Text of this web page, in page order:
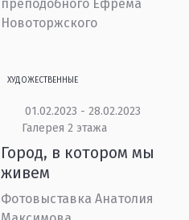
преподобного Ефрема
Новоторжского
ХУДОЖЕСТВЕННЫЕ
01.02.2023 - 28.02.2023
Галерея 2 этажа
Город, в котором мы
живем
Фотовыставка Анатолия